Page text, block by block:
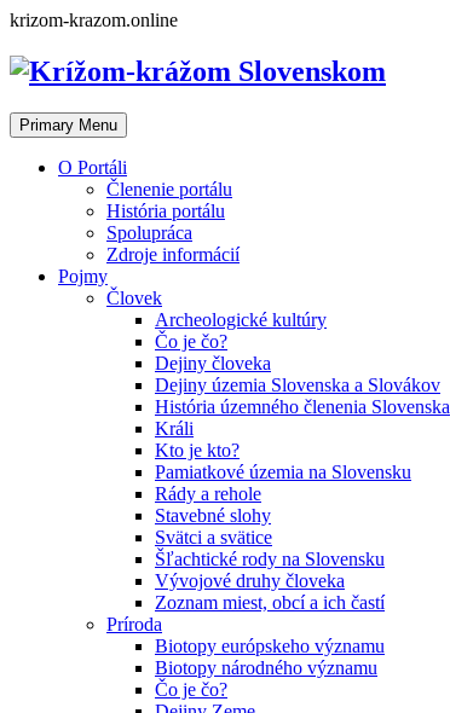
Skip
content
krizom-krazom.online
Primary Menu
O Portáli
Členenie portálu
História portálu
Spolupráca
Zdroje informácií
Pojmy
Človek
Archeologické kultúry
Čo je čo?
Dejiny človeka
Dejiny územia Slovenska a Slovákov
História územného členenia Slovenska
Králi
Kto je kto?
Pamiatkové územia na Slovensku
Rády a rehole
Stavebné slohy
Svätci a svätice
Šľachtické rody na Slovensku
Vývojové druhy človeka
Zoznam miest, obcí a ich častí
Príroda
Biotopy európskeho významu
Biotopy národného významu
Čo je čo?